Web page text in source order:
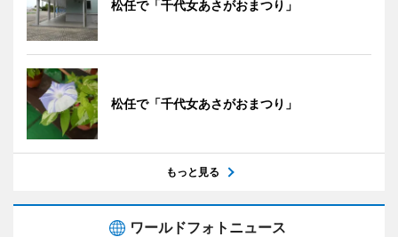
松任で「千代女あさがおまつり」
松任で「千代女あさがおまつり」
もっと見る
ワールドフォトニュース